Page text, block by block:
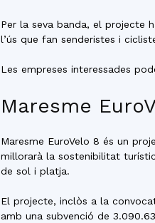
Per la seva banda, el projecte
l’ús que fan senderistes i
Les empreses interessades
Maresme
Maresme EuroVelo 8 és un
millorarà la sostenibilitat
de sol i platja.
El projecte, inclòs a la
amb una subvenció de